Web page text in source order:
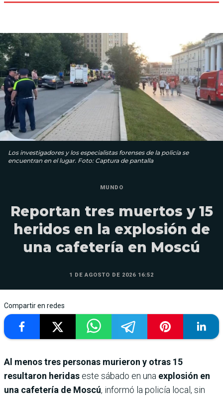
Los investigadores y los especialistas forenses de la policía se
encuentran en el lugar. Foto: Captura de pantalla
MUNDO
Reportan tres muertos y 15
heridos en la explosión de
una cafetería en Moscú
1 DE AGOSTO DE 2026 16:52
Compartir en redes
Al menos tres personas murieron y otras 15
resultaron heridas este sábado en una explosión en
una cafetería de Moscú, informó la policía local, sin